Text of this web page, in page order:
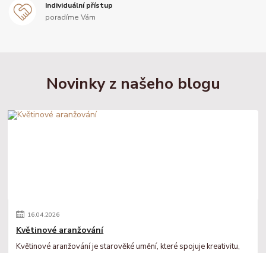
Individuální přístup
poradíme Vám
Novinky z našeho blogu
16.04.2026
Květinové aranžování
Květinové aranžování je starověké umění, které spojuje kreativitu,